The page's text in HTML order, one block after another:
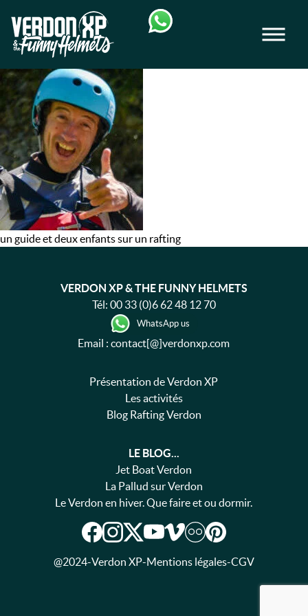
navigation
content
VERDON-XP | RAFTING, CANOE &
CYRIL-
LAURENT-
GUIDE-
RAFTING-
VERDON-
XP
un guide et deux enfants sur un rafting
VERDON XP & THE FUNNY HELMETS
Tél: 00 33 (0)6 62 48 12 70
WhatsApp us
Email : contact[@]verdonxp.com
Présentation de Verdon XP
Les activités
Blog Rafting Verdon
LE BLOG...
Jet Boat Verdon
La Pallud sur Verdon
Le Verdon en hiver. Que faire et ou dormir.
@2024-Verdon XP-Mentions légales-CGV